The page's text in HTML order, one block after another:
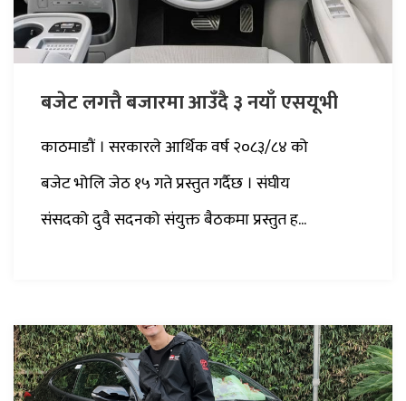
बजेट लगत्तै बजारमा आउँदै ३ नयाँ एसयूभी
काठमाडौं । सरकारले आर्थिक वर्ष २०८३/८४ को
बजेट भोलि जेठ १५ गते प्रस्तुत गर्दैछ । संघीय
संसदको दुवै सदनको संयुक्त बैठकमा प्रस्तुत ह...